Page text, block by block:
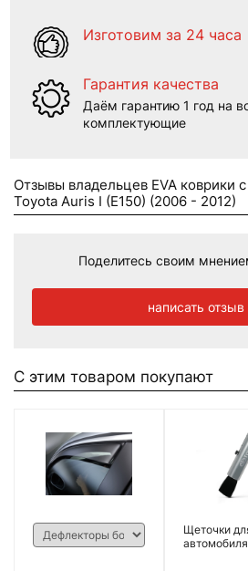
Изготовим за 24 часа
Гарантия качества
Даём гарантию 1 год на
комплектующие
Отзывы владельцев EVA коврики
Toyota Auris I (E150) (2006 - 2012)
Поделитесь своим
написать отзыв
С этим товаром покупают
Щеточки